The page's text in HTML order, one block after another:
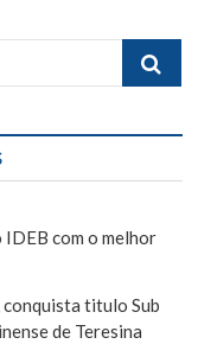
q
i
a
IDEB com o melhor
conquista titulo Sub
de Teresina